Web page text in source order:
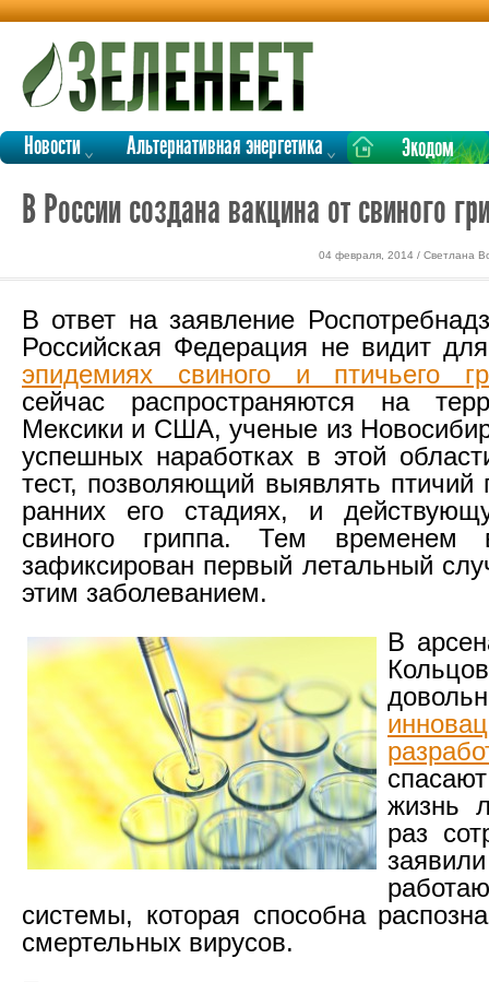
Новости Альтернативная энергетика Экодом
В России создана вакцина от свиного
04 февраля, 2014 / Светлана
В ответ на заявление
Российская Федерация не видит
эпидемиях свиного и птичьего
сейчас распространяются на
Мексики и США, ученые из
успешных наработках в этой
тест, позволяющий выявлять птичий
ранних его стадиях, и
свиного гриппа. Тем
зафиксирован первый летальный
этим заболеванием.
В
жизнь
раз
системы, которая способна
смертельных вирусов.